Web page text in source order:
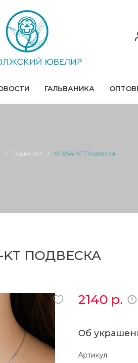
ГАЛЬВАНИКА
Подвески 491854-KT Подвеска
KT ПОДВЕСКА
2140 р.
Об
Артикул